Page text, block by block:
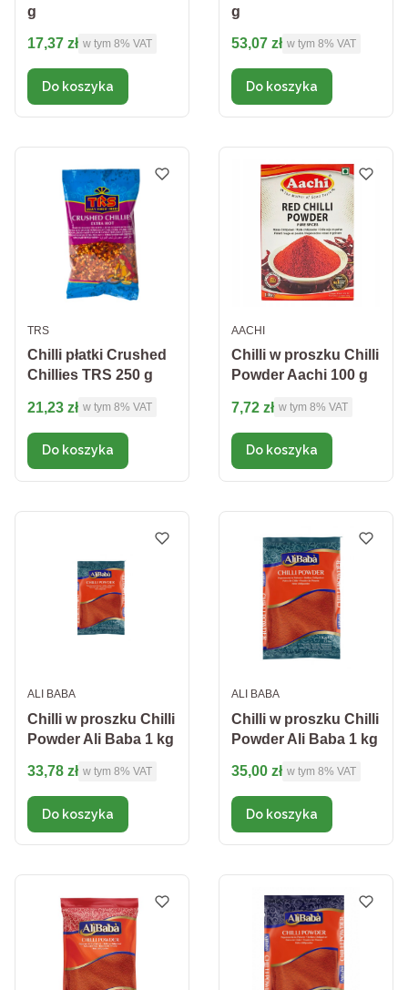
g
Cena brutto
17,37 zł w tym %s VAT
w tym 8% VAT
Do koszyka
g
Cena brutto
53,07 zł w tym %s VAT
w tym 8% VAT
Do koszyka
Chilli płatki Crushed
Chillies TRS 250 g
PRODUCENT
TRS
Cena brutto
21,23 zł w tym %s VAT
w tym 8% VAT
Do koszyka
Chilli w proszku Chilli
Powder Aachi 100 g
PRODUCENT
AACHI
Cena brutto
7,72 zł w tym %s VAT
w tym 8% VAT
Do koszyka
Chilli w proszku Chilli
Powder Ali Baba 1 kg
PRODUCENT
ALI BABA
Cena brutto
33,78 zł w tym %s VAT
w tym 8% VAT
Do koszyka
Chilli w proszku Chilli
Powder Ali Baba 1 kg
PRODUCENT
ALI BABA
Cena brutto
35,00 zł w tym %s VAT
w tym 8% VAT
Do koszyka